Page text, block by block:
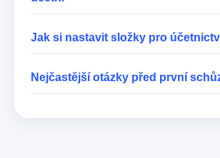
Jak si nastavit složky pro
Nejčastější otázky před první